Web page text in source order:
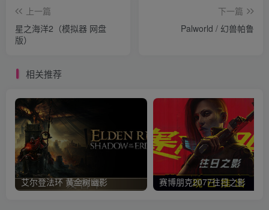
上一篇
星之海洋2（模拟器 网盘
版）
下一篇
Palworld / 幻兽帕鲁
相关推荐
艾尔登法环 黄金树幽影 赛博朋克2077往日之影